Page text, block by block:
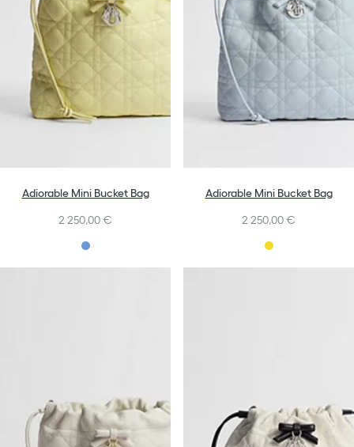
Adiorable Mini Bucket Bag
2 250,00 €
Adiorable Mini Bucket Bag
2 250,00 €